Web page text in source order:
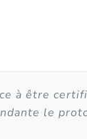
à être
le